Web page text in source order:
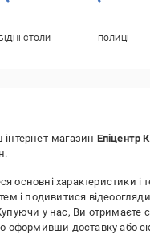
СТОЛИ ПОЛИЦІ
інтернет-магазин Епіцентр К
основні характеристики і
і подивитися
у нас, Ви отримаєте
оформивши доставку